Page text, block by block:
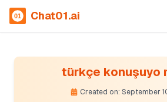
Chat01.ai
türkçe konuşuyo
Created on: September